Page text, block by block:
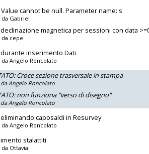
cannot be null. Parameter name: s
Gabriel
magnetica per sessioni con data
cepe
inserimento Dati
Angelo Roncolato
Croce sezione trasversale in stampa
Angelo Roncolato
non funziona "verso di disegno"
Angelo Roncolato
caposaldi in Resurvey
Angelo Roncolato
stalattiti
Ottavia